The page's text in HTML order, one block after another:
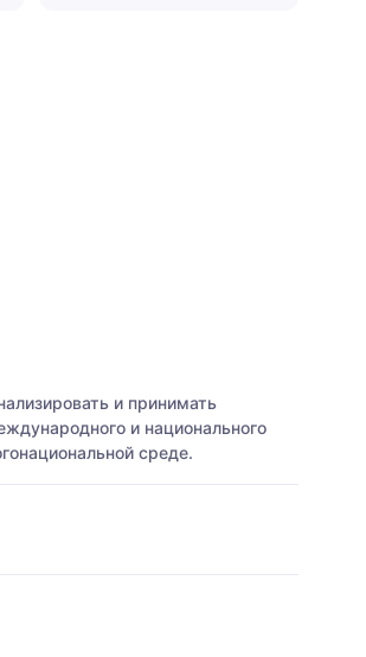
и принимать
и национального
среде.